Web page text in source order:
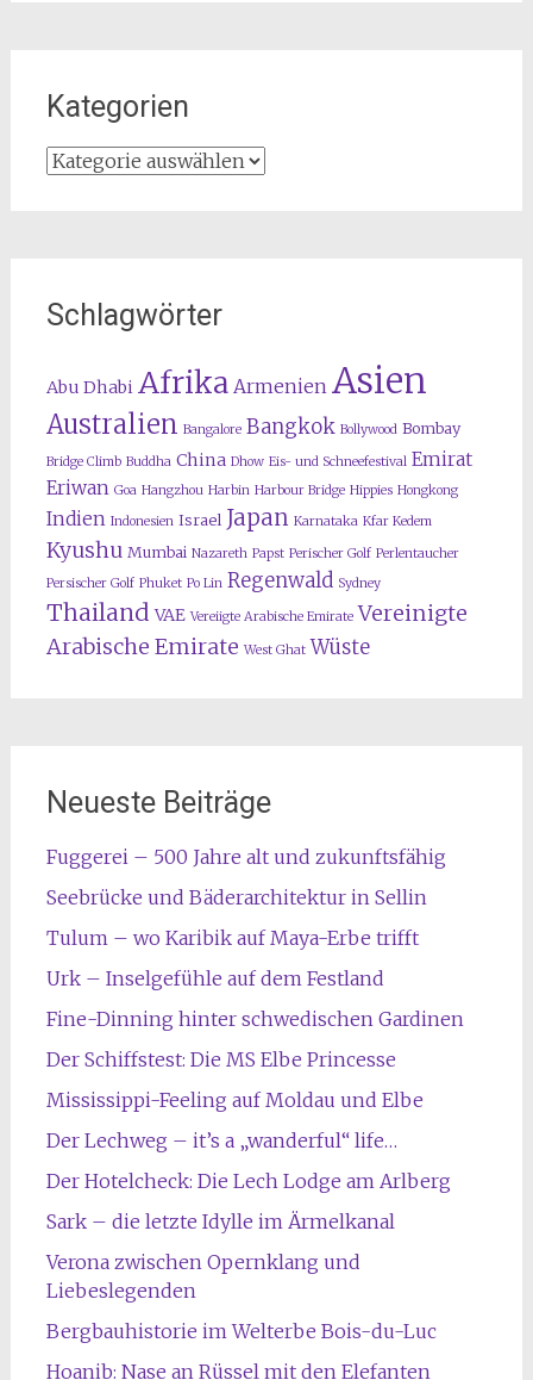
Kategorien
Kategorien
Schlagwörter
Abu Dhabi Afrika Armenien Asien
Australien Bangalore Bangkok Bollywood Bombay
Bridge Climb Buddha China Dhow Eis- und Schneefestival Emirat
Eriwan Goa Hangzhou Harbin Harbour Bridge Hippies Hongkong
Indien Indonesien Israel Japan Karnataka Kfar Kedem
Kyushu Mumbai Nazareth Papst Perischer Golf Perlentaucher
Persischer Golf Phuket Po Lin Regenwald Sydney
Thailand VAE Vereiigte Arabische Emirate Vereinigte
Arabische Emirate West Ghat Wüste
Neueste Beiträge
Fuggerei – 500 Jahre alt und zukunftsfähig
Seebrücke und Bäderarchitektur in Sellin
Tulum – wo Karibik auf Maya-Erbe trifft
Urk – Inselgefühle auf dem Festland
Fine-Dinning hinter schwedischen Gardinen
Der Schiffstest: Die MS Elbe Princesse
Mississippi-Feeling auf Moldau und Elbe
Der Lechweg – it’s a „wanderful“ life…
Der Hotelcheck: Die Lech Lodge am Arlberg
Sark – die letzte Idylle im Ärmelkanal
Verona zwischen Opernklang und
Liebeslegenden
Bergbauhistorie im Welterbe Bois-du-Luc
Hoanib: Nase an Rüssel mit den Elefanten